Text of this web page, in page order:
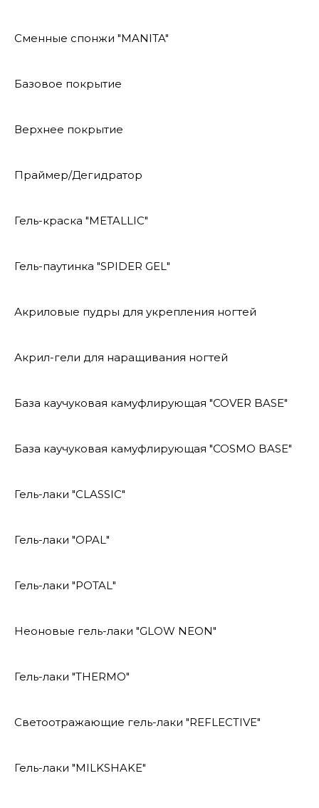
Сменные спонжи "MANITA"
Базовое покрытие
Верхнее покрытие
Праймер/Дегидратор
Гель-краска "METALLIC"
Гель-паутинка "SPIDER GEL"
Акриловые пудры для укрепления ногтей
Акрил-гели для наращивания ногтей
База каучуковая камуфлирующая "COVER BASE"
База каучуковая камуфлирующая "COSMO BASE"
Гель-лаки "CLASSIC"
Гель-лаки "OPAL"
Гель-лаки "POTAL"
Неоновые гель-лаки "GLOW NEON"
Гель-лаки "THERMO"
Светоотражающие гель-лаки "REFLECTIVE"
Гель-лаки "MILKSHAKE"